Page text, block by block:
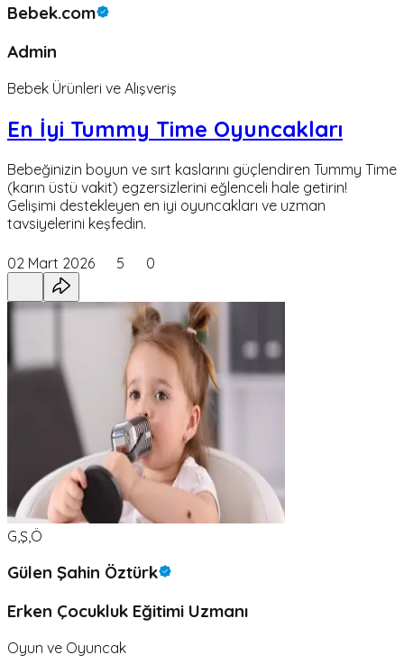
Bebek.com
Admin
Bebek Ürünleri ve Alışveriş
En İyi Tummy Time Oyuncakları
Bebeğinizin boyun ve sırt kaslarını güçlendiren Tummy Time
(karın üstü vakit) egzersizlerini eğlenceli hale getirin!
Gelişimi destekleyen en iyi oyuncakları ve uzman
tavsiyelerini keşfedin.
02 Mart 2026 5 0
G,Ş,Ö
Gülen Şahin Öztürk
Erken Çocukluk Eğitimi Uzmanı
Oyun ve Oyuncak